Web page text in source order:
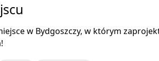
w Bydgoszczy, w którym